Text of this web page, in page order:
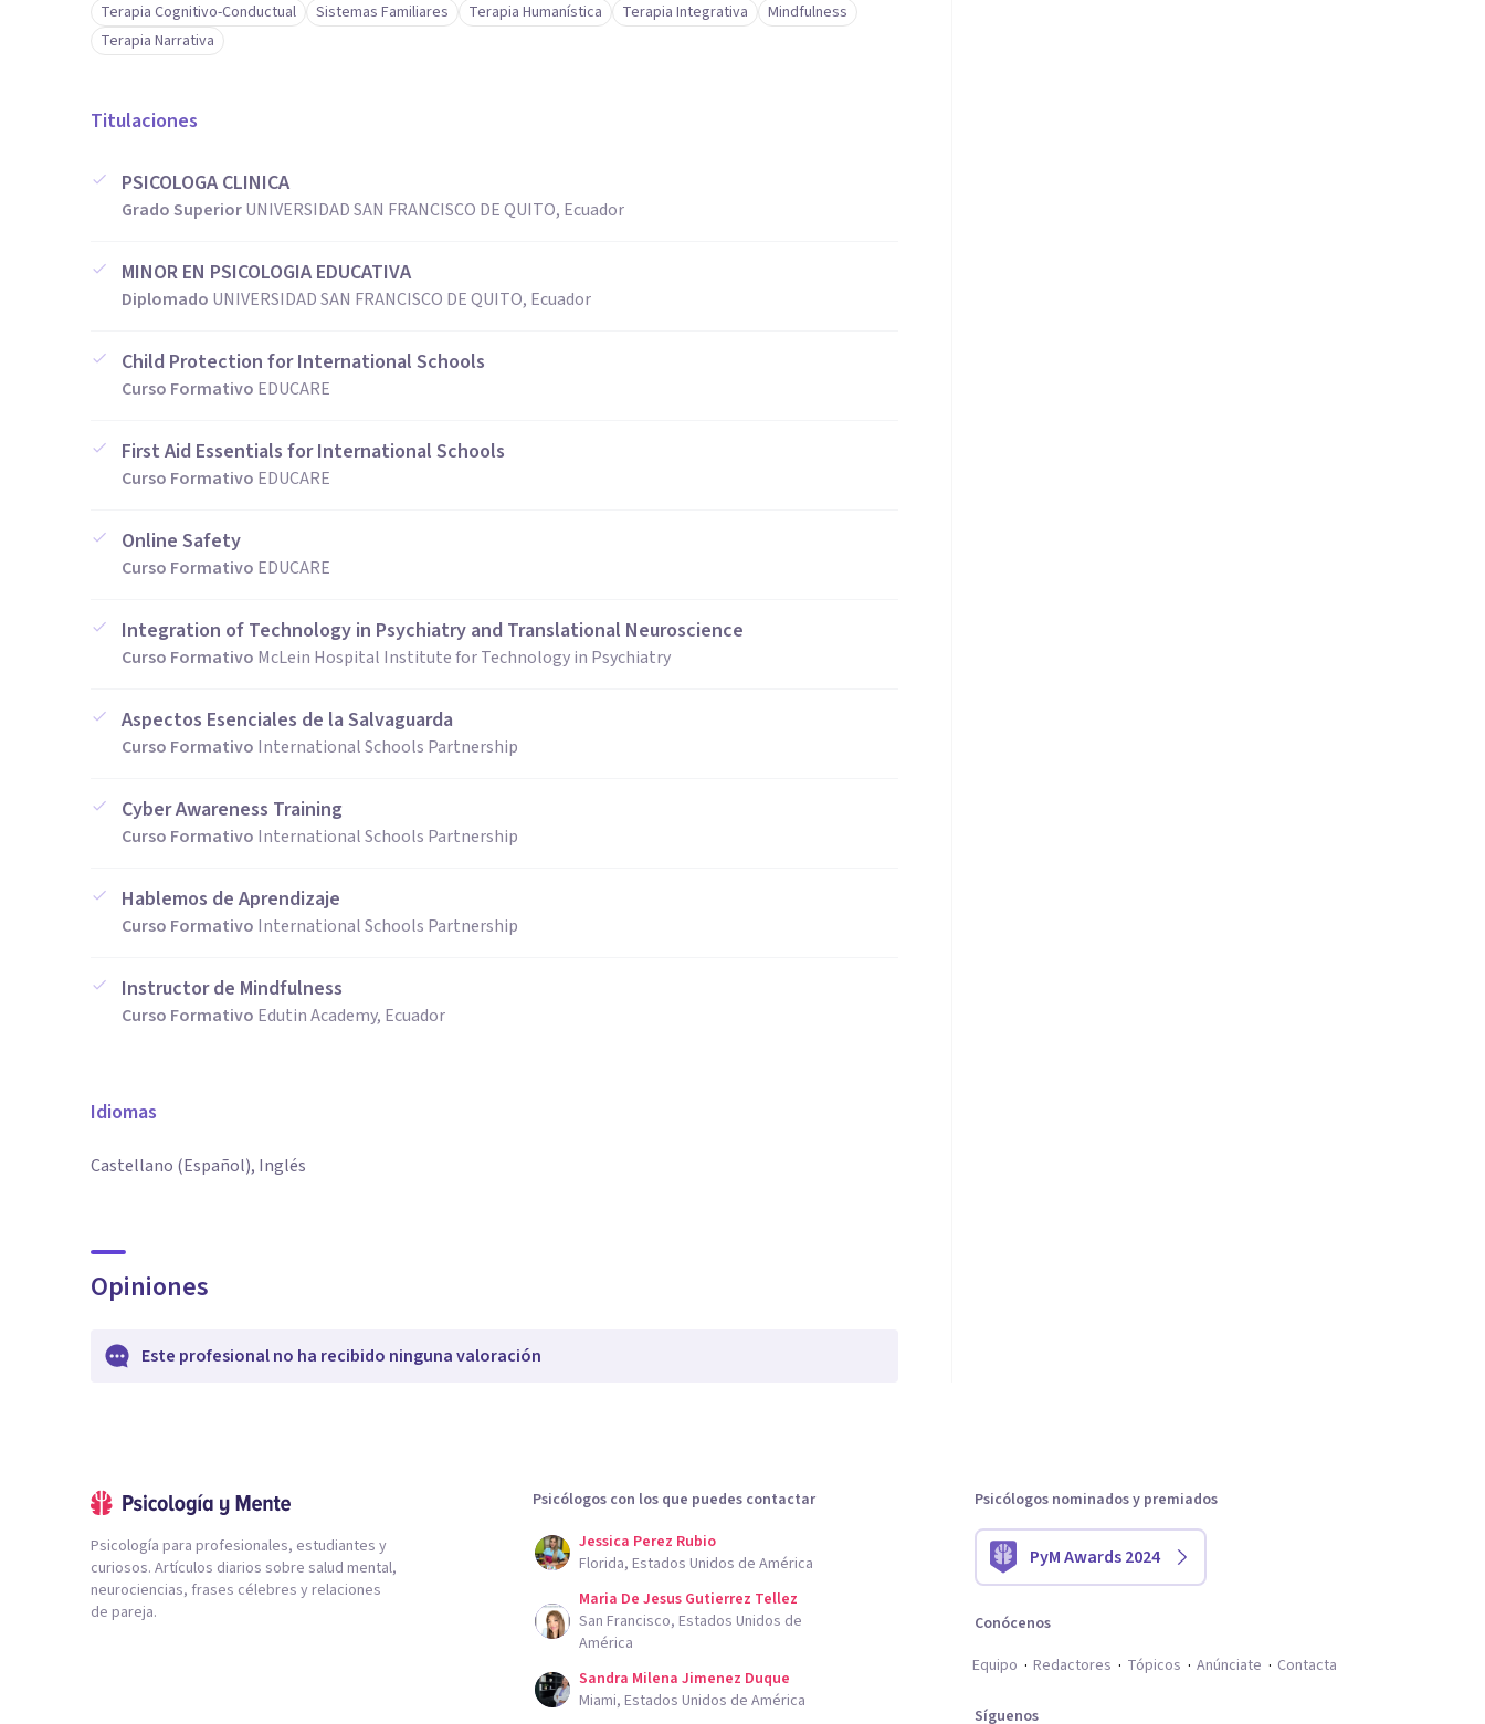
Terapia Cognitivo-Conductual Sistemas Familiares Terapia Humanística Terapia Integrativa
Mindfulness
Terapia Narrativa
Titulaciones
PSICOLOGA CLINICA
Grado SuperiorUNIVERSIDAD SAN FRANCISCO DE QUITO, Ecuador
MINOR EN PSICOLOGIA EDUCATIVA
Diplomado UNIVERSIDAD SAN FRANCISCO DE QUITO, Ecuador
Child Protection for International Schools
Curso Formativo EDUCARE
First Aid Essentials for International Schools
Curso Formativo EDUCARE
Online Safety
Curso Formativo EDUCARE
Integration of Technology in Psychiatry and Translational Neuroscience
Curso Formativo McLein Hospital Institute for Technology in Psychiatry
Aspectos Esenciales de la Salvaguarda
Curso Formativo International Schools Partnership
Cyber Awareness Training
Curso Formativo International Schools Partnership
Hablemos de Aprendizaje
Curso Formativo International Schools Partnership
Instructor de Mindfulness
Curso Formativo Edutin Academy, Ecuador
Idiomas
Castellano (Español), Inglés
Opiniones
Este profesional no ha recibido ninguna valoración
Psicología para profesionales, estudiantes y
curiosos. Artículos diarios sobre salud mental,
neurociencias, frases célebres y relaciones
de pareja.
Psicólogos con los que puedes contactar
Jessica Perez Rubio
Florida, Estados Unidos de América
Maria De Jesus Gutierrez Tellez
San Francisco, Estados Unidos de
América
Sandra Milena Jimenez Duque
Miami, Estados Unidos de América
Psicólogos nominados y premiados
PyM Awards 2024
Conócenos
Equipo
Redactores Tópicos Anúnciate Contacta
Síguenos